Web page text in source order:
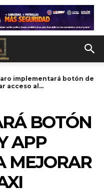
implementará botón de
acceso al...
BOTÓN
APP
MEJORAR